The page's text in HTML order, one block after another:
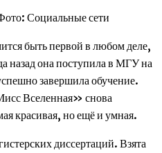
Социальные сети
быть первой в любом деле,
назад она поступила в МГУ на
завершила обучение.
Вселенная» снова
красивая, но ещё и умная.
диссертаций. Взята